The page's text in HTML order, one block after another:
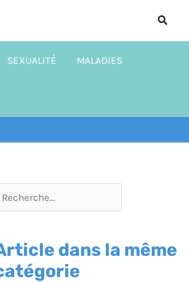
SEXUALITÉ MALADIES
dans la même